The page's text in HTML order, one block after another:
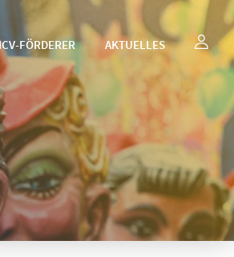
FÖRDERER AKTUELLES